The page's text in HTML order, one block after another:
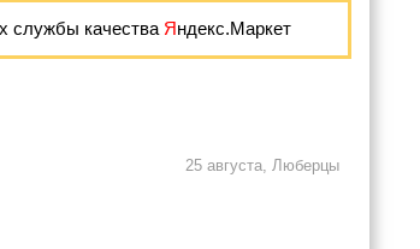
службы качества Яндекс.Маркет
25 августа, Люберцы